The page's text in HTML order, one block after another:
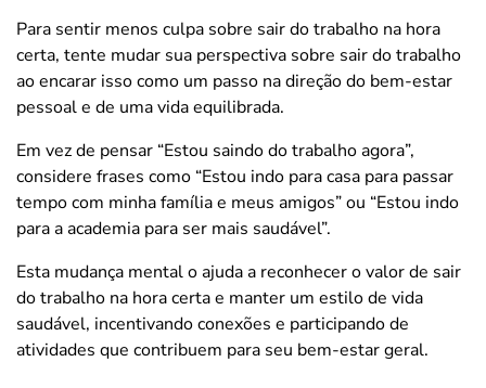
Para sentir menos culpa sobre sair do trabalho na hora
certa, tente mudar sua perspectiva sobre sair do trabalho
ao encarar isso como um passo na direção do bem-estar
pessoal e de uma vida equilibrada.
Em vez de pensar “Estou saindo do trabalho agora”,
considere frases como “Estou indo para casa para passar
tempo com minha família e meus amigos” ou “Estou indo
para a academia para ser mais saudável”.
Esta mudança mental o ajuda a reconhecer o valor de sair
do trabalho na hora certa e manter um estilo de vida
saudável, incentivando conexões e participando de
atividades que contribuem para seu bem-estar geral.